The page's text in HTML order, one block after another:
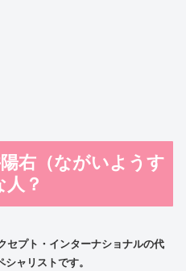
陽右（ながいようす
？
セプト・インターナショナルの代
ャリストです。